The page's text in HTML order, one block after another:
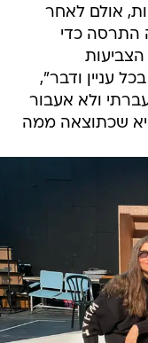
אולם לאחר
התרסה כדי
עניין ודבר",
ולא אעבור
שכתוצאה ממה